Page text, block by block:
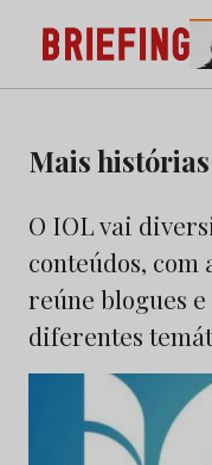
content
Briefing: Todas as
Marketing e da
Mais
O IOL vai
conteúdos, com
reúne blogues
diferentes